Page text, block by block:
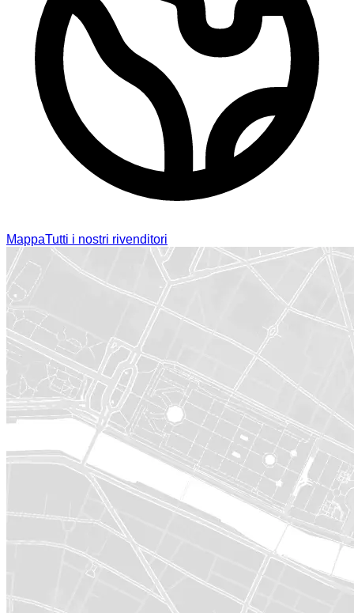
MappaTutti i nostri rivenditori